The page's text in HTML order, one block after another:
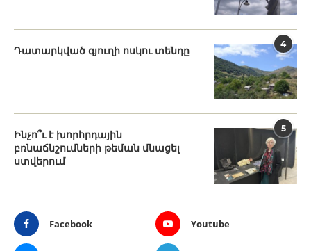
4
Դատարկված գյուղի ոսկու տենդը
5
Ինչո՞ւ է խորհրդային
բռնաճնշումների թեման մնացել
ստվերում
Facebook Youtube